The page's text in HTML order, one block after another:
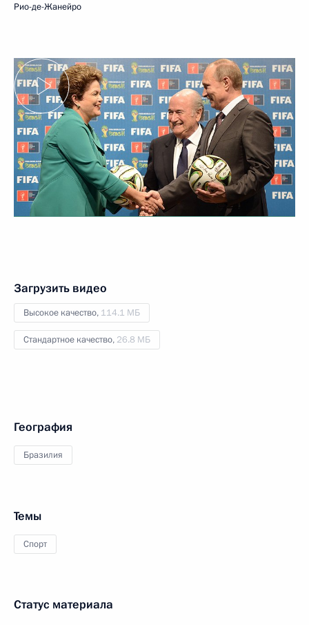
Рио-де-Жанейро
Загрузить видео
Высокое качество, 114.1 МБ
Стандартное качество, 26.8 МБ
География
Бразилия
Темы
Спорт
Статус материала